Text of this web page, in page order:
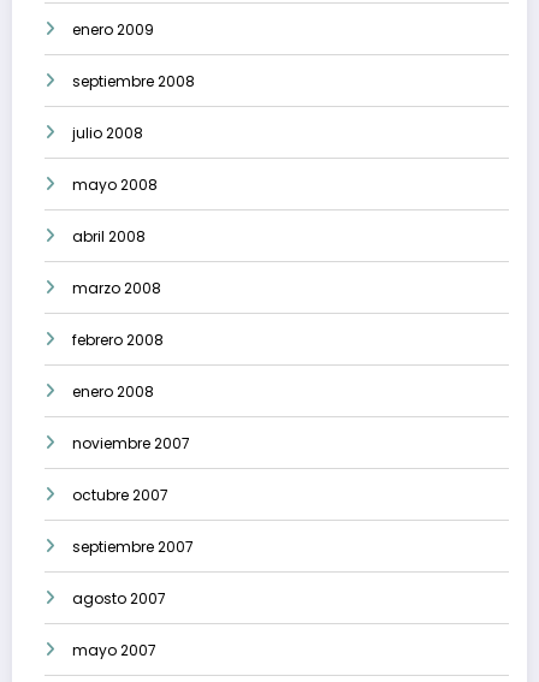
enero 2009
septiembre 2008
julio 2008
mayo 2008
abril 2008
marzo 2008
febrero 2008
enero 2008
noviembre 2007
octubre 2007
septiembre 2007
agosto 2007
mayo 2007